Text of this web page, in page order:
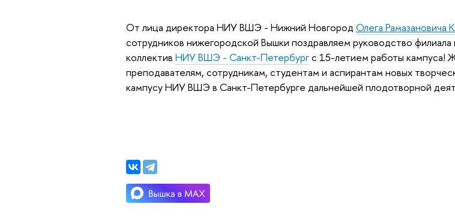
От лица директора НИУ ВШЭ - Нижний Новгород Олега Рамазановича
сотрудников нижегородской Вышки поздравляем руководство филиала
коллектив НИУ ВШЭ - Санкт-Петербургс 15-летием работы кампуса!
преподавателям, сотрудникам, студентам и аспирантам новых
кампусу НИУ ВШЭ в Санкт-Петербурге дальнейшей плодотворной